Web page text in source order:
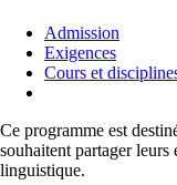
Admission
Exigences
Cours et
Ce programme est
souhaitent partager leurs
linguistique.